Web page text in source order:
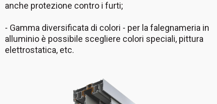
anche protezione contro i furti;
- Gamma diversificata di colori - per la falegnameria in
alluminio è possibile scegliere colori speciali, pittura
elettrostatica, etc.